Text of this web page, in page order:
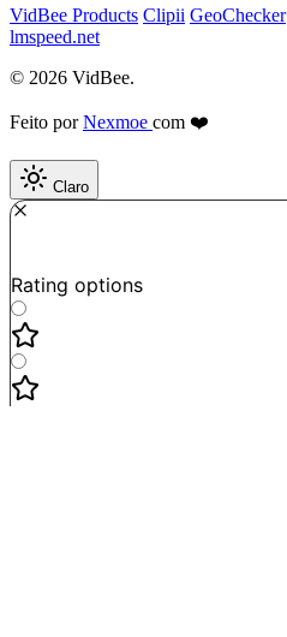
VidBee Products Clipii GeoChecker
lmspeed.net
© 2026 VidBee.
Feito porNexmoe com ❤️
Claro
Rating options